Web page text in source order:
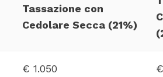
Tassazione con
Cedolare Secca (21%)
€ 1.050